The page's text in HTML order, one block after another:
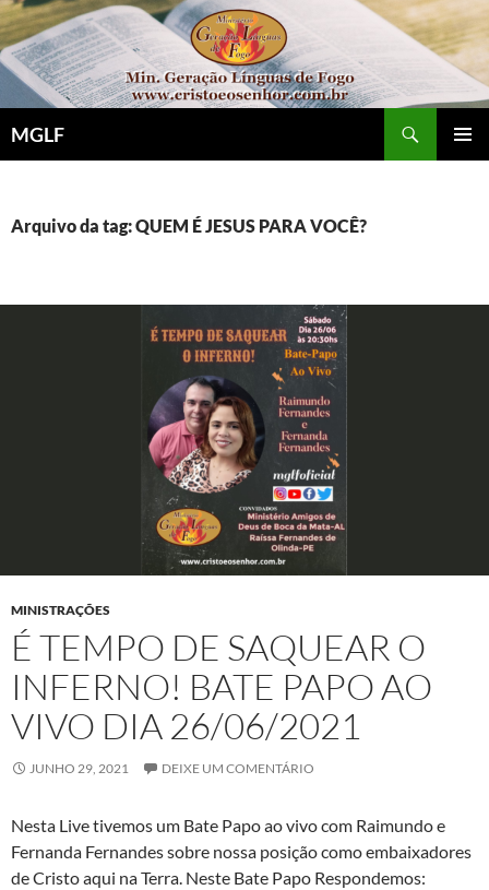
Pular
para
o
conteúdo
MGLF
Arquivo da tag: QUEM É JESUS PARA VOCÊ?
MINISTRAÇÕES
É TEMPO DE SAQUEAR O
INFERNO! BATE PAPO AO
VIVO DIA 26/06/2021
JUNHO 29, 2021 DEIXE UM COMENTÁRIO
Nesta Live tivemos um Bate Papo ao vivo com Raimundo e
Fernanda Fernandes sobre nossa posição como embaixadores
de Cristo aqui na Terra. Neste Bate Papo Respondemos: